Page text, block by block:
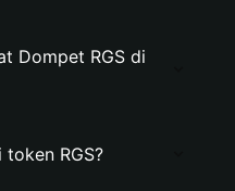
Dompet RGS di
RGS?